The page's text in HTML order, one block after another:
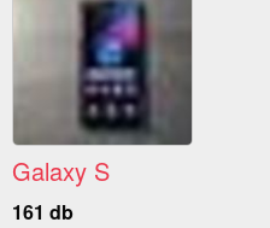
Galaxy S
161 db